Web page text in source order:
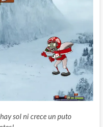
sol ni crece un puto